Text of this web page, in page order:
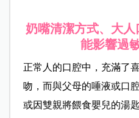
奶嘴清潔方式、大
能影響過
正常人的口腔中，充滿了
吻，而與父母的唾液或口
或因雙親將餵食嬰兒的湯